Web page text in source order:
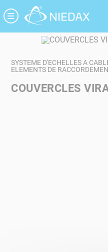
SYSTEME D'ECHELLES A
ELEMENTS DE
COUVERCLES
Panneau de gestion des